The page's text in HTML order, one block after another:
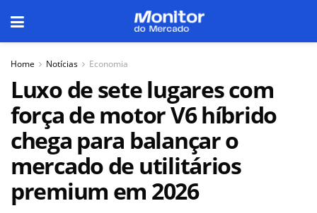
Home Notícias Economia
Luxo de sete lugares com
força de motor V6 híbrido
chega para balançar o
mercado de utilitários
premium em 2026